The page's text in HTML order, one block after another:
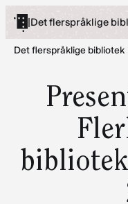
Hopp
innhold
|Det flerspråklige
Det flerspråklige bibliotek